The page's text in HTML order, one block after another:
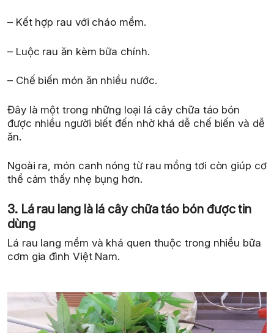
– Kết hợp rau với cháo mềm.
– Luộc rau ăn kèm bữa chính.
– Chế biến món ăn nhiều nước.
Đây là một trong những loại lá cây chữa táo bón
được nhiều người biết đến nhờ khá dễ chế biến và dễ
ăn.
Ngoài ra, món canh nóng từ rau mồng tơi còn giúp cơ
thể cảm thấy nhẹ bụng hơn.
3. Lá rau lang là lá cây chữa táo bón được tin
dùng
Lá rau lang mềm và khá quen thuộc trong nhiều bữa
cơm gia đình Việt Nam.